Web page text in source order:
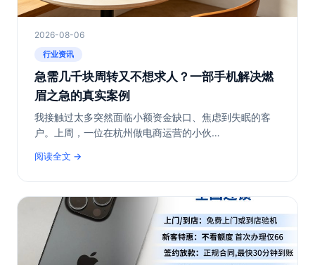
2026-08-06
行业资讯
急需几千块周转又不想求人？一部手机解决燃
眉之急的真实案例
我接触过太多突然面临小额资金缺口、焦虑到失眠的客
户。上周，一位在杭州做电商运营的小伙…
阅读全文